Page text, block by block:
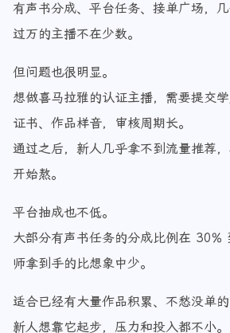
有声书分成、平台任务、接单广场，
过万的主播不在少数。
但问题也很明显。
想做喜马拉雅的认证主播，需要提交
证书、作品样音，审核周期长。
通过之后，新人几乎拿不到流量推荐
开始熬。
平台抽成也不低。
大部分有声书任务的分成比例在 30%
师拿到手的比想象中少。
适合已经有大量作品积累、不愁没单的
新人想靠它起步，压力和投入都不小。